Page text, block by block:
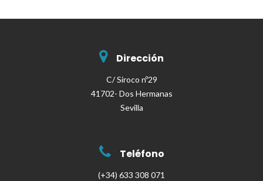
Dirección
C/ Siroco nº29
41702- Dos Hermanas
Sevilla
Teléfono
(+34) 633 308 071